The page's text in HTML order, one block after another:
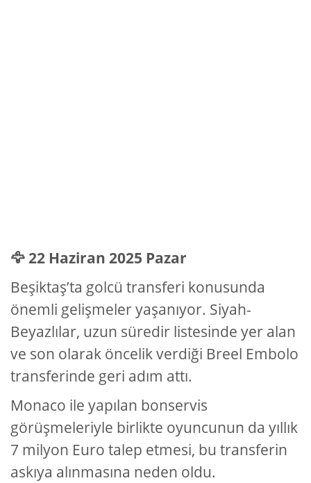
🦅 22 Haziran 2025 Pazar
Beşiktaş’ta golcü transferi konusunda
önemli gelişmeler yaşanıyor. Siyah-
Beyazlılar, uzun süredir listesinde yer alan
ve son olarak öncelik verdiği Breel Embolo
transferinde geri adım attı.
Monaco ile yapılan bonservis
görüşmeleriyle birlikte oyuncunun da yıllık
7 milyon Euro talep etmesi, bu transferin
askıya alınmasına neden oldu.